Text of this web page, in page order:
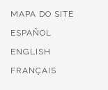
MAPA DO SITE
ESPAÑOL
ENGLISH
FRANÇAIS